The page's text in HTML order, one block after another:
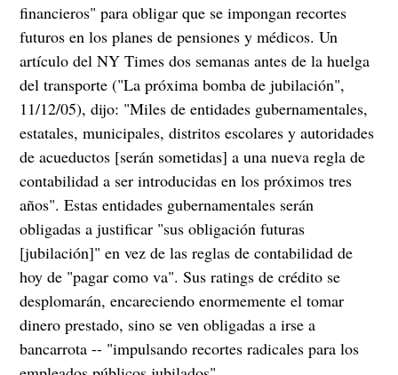
financieros" para obligar que se impongan recortes
futuros en los planes de pensiones y médicos. Un
artículo del NY Times dos semanas antes de la huelga
del transporte ("La próxima bomba de jubilación",
11/12/05), dijo: "Miles de entidades gubernamentales,
estatales, municipales, distritos escolares y autoridades
de acueductos [serán sometidas] a una nueva regla de
contabilidad a ser introducidas en los próximos tres
años". Estas entidades gubernamentales serán
obligadas a justificar "sus obligación futuras
[jubilación]" en vez de las reglas de contabilidad de
hoy de "pagar como va". Sus ratings de crédito se
desplomarán, encareciendo enormemente el tomar
dinero prestado, sino se ven obligadas a irse a
bancarrota -- "impulsando recortes radicales para los